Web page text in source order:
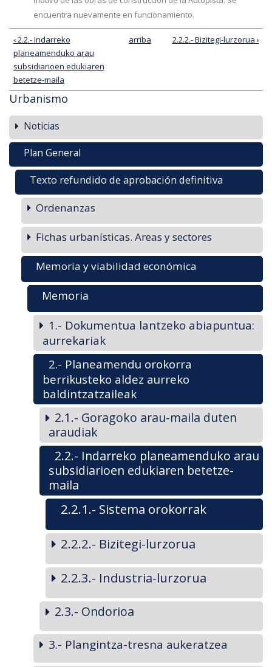
encuentra nuevamente en funcionamiento.
‹ 2.2.- Indarreko
planeamenduko arau
subsidiarioen edukiaren
betetze-maila
arriba 2.2.2.- Bizitegi-lurzorua ›
Urbanismo
Noticias
Plan General
Texto refundido de aprobación definitiva
Ordenanzas
Fichas urbanísticas. Areas y sectores
Memoria y viabilidad económica
Memoria
1.- Dokumentua lantzeko abiapuntua:
aurrekariak
2.- Planeamendu orokorra
berrikusteko aldez aurreko
baldintzatzaileak
2.1.- Goragoko arau-maila duten
araudiak
2.2.- Indarreko planeamenduko arau
subsidiarioen edukiaren betetze-
maila
2.2.1.- Sistema orokorrak
2.2.2.- Bizitegi-lurzorua
2.2.3.- Industria-lurzorua
2.3.- Ondorioa
3.- Plangintza-tresna aukeratzea